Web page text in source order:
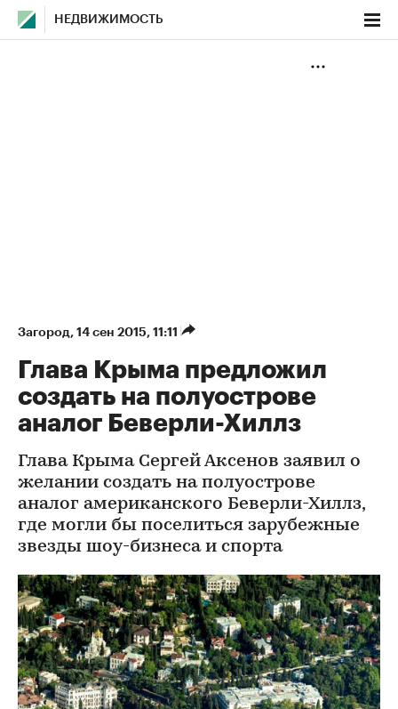
НЕДВИЖИМОСТЬ
Загород⁠, 14 сен 2015, 11:11
Глава Крыма предложил
создать на полуострове
аналог Беверли-Хиллз
Глава Крыма Сергей Аксенов заявил о
желании создать на полуострове
аналог американского Беверли-Хиллз,
где могли бы поселиться зарубежные
звезды шоу-бизнеса и спорта